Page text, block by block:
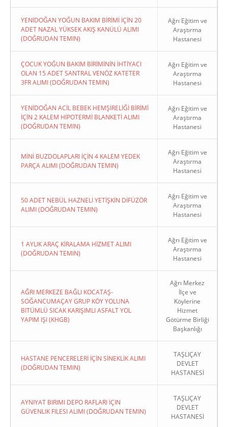
YENİDOĞAN YOĞUN BAKIM BİRİMİ İÇİN 20
ADET NAZAL YÜKSEK AKIŞ KANÜLÜ ALIMI
(DOĞRUDAN TEMIN)
Ağrı Eğitim ve
Araştırma
Hastanesi
ÇOCUK YOĞUN BAKIM BİRİMİNİN İHTİYACI
OLAN 15 ADET SANTRAL VENÖZ KATETER
3FR ALIMI (DOĞRUDAN TEMIN)
Ağrı Eğitim ve
Araştırma
Hastanesi
YENİDOĞAN ACİL BEBEK HEMŞİRELİĞİ BİRİMİ
İÇİN 2 KALEM HİPOTERMİ BLANKETİ ALIMI
(DOĞRUDAN TEMIN)
Ağrı Eğitim ve
Araştırma
Hastanesi
MİNİ BUZDOLAPLARI İÇİN 4 KALEM YEDEK
PARÇA ALIMI (DOĞRUDAN TEMIN)
Ağrı Eğitim ve
Araştırma
Hastanesi
50 ADET NEBÜL HAZNELİ YETİŞKİN DİFÜZÖR
ALIMI (DOĞRUDAN TEMIN)
Ağrı Eğitim ve
Araştırma
Hastanesi
1 AYLIK ARAÇ KİRALAMA HİZMET ALIMI
(DOĞRUDAN TEMIN)
Ağrı Eğitim ve
Araştırma
Hastanesi
AĞRI MERKEZE BAĞLI KOCATAŞ-
SOĞANCUMAÇAY GRUP KÖY YOLUNA
BITÜMLÜ SICAK KARIŞIMLI ASFALT YOL
YAPIM IŞI (KHGB)
Ağrı Merkez
İlçe ve
Köylerine
Hizmet
Götürme Birliği
Başkanlığı
HASTANE PENCERELERİ İÇİN SİNEKLİK ALIMI
(DOĞRUDAN TEMIN)
TAŞLIÇAY
DEVLET
HASTANESİ
AYNIYAT BIRIMI DEPO RAFLARI İÇIN
GÜVENLIK FILESI ALIMI (DOĞRUDAN TEMIN)
TAŞLIÇAY
DEVLET
HASTANESİ